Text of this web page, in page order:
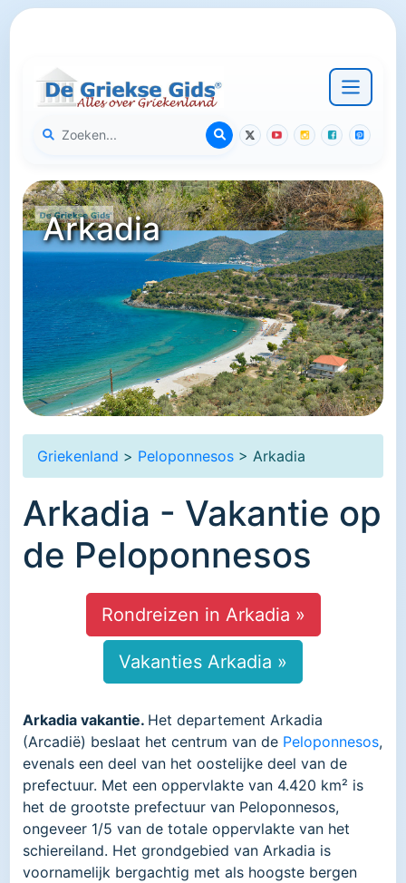
Arkadia
Griekenland > Peloponnesos > Arkadia
Arkadia - Vakantie op
de Peloponnesos
Rondreizen in Arkadia »
Vakanties Arkadia »
Arkadia vakantie. Het departement Arkadia
(Arcadië) beslaat het centrum van de Peloponnesos,
evenals een deel van het oostelijke deel van de
prefectuur. Met een oppervlakte van 4.420 km² is
het de grootste prefectuur van Peloponnesos,
ongeveer 1/5 van de totale oppervlakte van het
schiereiland. Het grondgebied van Arkadia is
voornamelijk bergachtig met als hoogste bergen